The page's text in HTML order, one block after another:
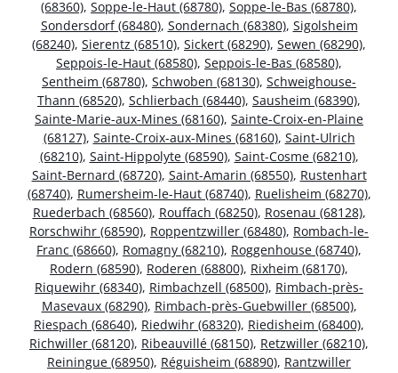
(68360), Soppe-le-Haut (68780), Soppe-le-Bas (68780),
Sondersdorf (68480), Sondernach (68380), Sigolsheim
(68240), Sierentz (68510), Sickert (68290), Sewen (68290),
Seppois-le-Haut (68580), Seppois-le-Bas (68580),
Sentheim (68780), Schwoben (68130), Schweighouse-
Thann (68520), Schlierbach (68440), Sausheim (68390),
Sainte-Marie-aux-Mines (68160), Sainte-Croix-en-Plaine
(68127), Sainte-Croix-aux-Mines (68160), Saint-Ulrich
(68210), Saint-Hippolyte (68590), Saint-Cosme (68210),
Saint-Bernard (68720), Saint-Amarin (68550), Rustenhart
(68740), Rumersheim-le-Haut (68740), Ruelisheim (68270),
Ruederbach (68560), Rouffach (68250), Rosenau (68128),
Rorschwihr (68590), Roppentzwiller (68480), Rombach-le-
Franc (68660), Romagny (68210), Roggenhouse (68740),
Rodern (68590), Roderen (68800), Rixheim (68170),
Riquewihr (68340), Rimbachzell (68500), Rimbach-près-
Masevaux (68290), Rimbach-près-Guebwiller (68500),
Riespach (68640), Riedwihr (68320), Riedisheim (68400),
Richwiller (68120), Ribeauvillé (68150), Retzwiller (68210),
Reiningue (68950), Réguisheim (68890), Rantzwiller